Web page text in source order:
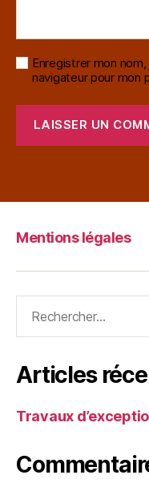
Enregistrer mon
navigateur pour mon
Mentions légales
Articles
Travaux